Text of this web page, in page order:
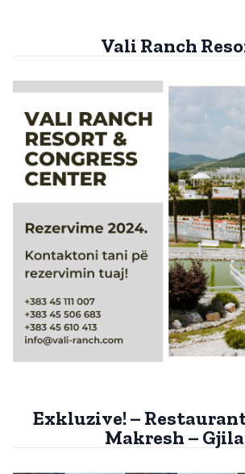
Vali Ranch
Exkluzive! –
Makresh –